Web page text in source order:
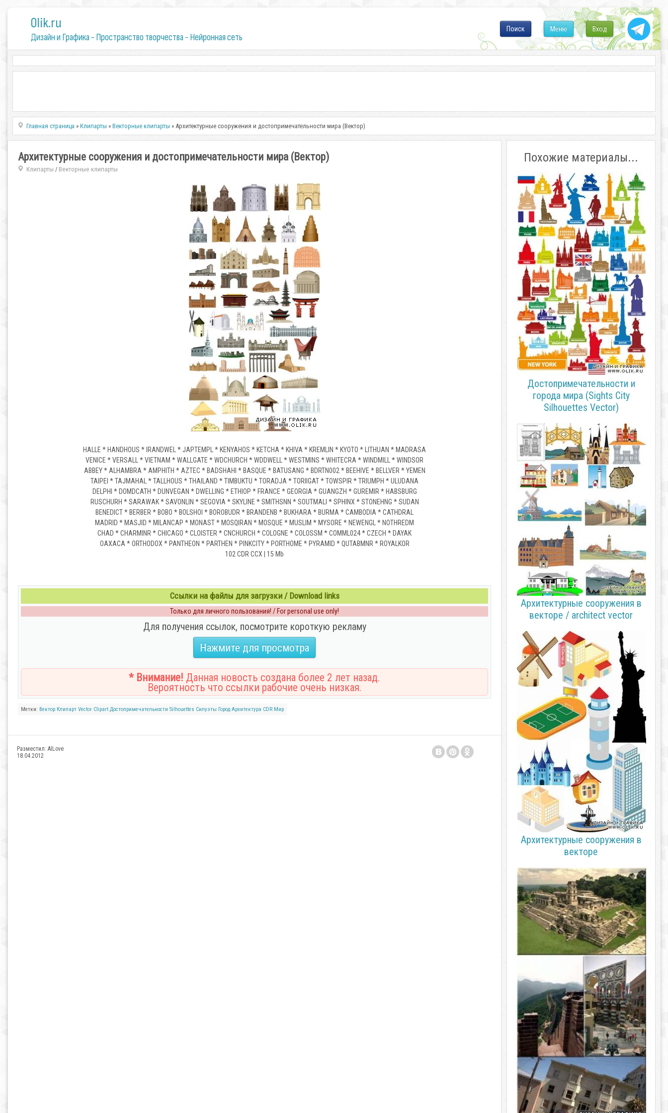
0lik.ru
Дизайн и Графика - Пространство творчества - Нейронная сеть
Вход
Меню
Поиск
Главная страница »Клипарты »Векторные клипарты » Архитектурные сооружения и достопримечательности мира (Вектор)
Архитектурные сооружения и достопримечательности мира (Вектор)
Клипарты / Векторные клипарты
HALLE * HANDHOUS * IRANDWEL * JAPTEMPL * KENYAHOS * KETCHA * KHIVA * KREMLIN * KYOTO * LITHUAN * MADRASA
VENICE * VERSALL * VIETNAM * WALLGATE * WDCHURCH * WDDWELL * WESTMINS * WHITECRA * WINDMILL * WINDSOR
ABBEY * ALHAMBRA * AMPHITH * AZTEC * BADSHAHI * BASQUE * BATUSANG * BDRTN002 * BEEHIVE * BELLVER * YEMEN
TAIPEI * TAJMAHAL * TALLHOUS * THAILAND * TIMBUKTU * TORADJA * TORIIGAT * TOWSPIR * TRIUMPH * ULUDANA
DELPHI * DOMDCATH * DUNVEGAN * DWELLING * ETHIOP * FRANCE * GEORGIA * GUANGZH * GUREMIR * HABSBURG
RUSCHURH * SARAWAK * SAVONLIN * SEGOVIA * SKYLINE * SMITHSNN * SOUTMALI * SPHINX * STONEHNG * SUDAN
BENEDICT * BERBER * BOBO * BOLSHOI * BOROBUDR * BRANDENB * BUKHARA * BURMA * CAMBODIA * CATHDRAL
MADRID * MASJID * MILANCAP * MONAST * MOSQIRAN * MOSQUE * MUSLIM * MYSORE * NEWENGL * NOTHREDM
CHAD * CHARMINR * CHICAGO * CLOISTER * CNCHURCH * COLOGNE * COLOSSM * COMML024 * CZECH * DAYAK
OAXACA * ORTHODOX * PANTHEON * PARTHEN * PINKCITY * PORTHOME * PYRAMID * QUTABMNR * ROYALKOR
102 CDR CCX | 15 Mb
Ссылки на файлы для загрузки / Download links
Только для личного пользования! / For personal use only!
Для получения ссылок, посмотрите короткую рекламу
Нажмите для просмотра
* Внимание! Данная новость создана более 2 лет назад.
Вероятность что ссылки рабочие очень низкая.
Метки: Вектор Клипарт Vector Clipart Достопримечательности Silhouettes Силуэты Город Архитектура CDR Мир
Разместил: AILove
18.04.2012
Похожие материалы...
Достопримечательности и
города мира (Sights City
Silhouettes Vector)
Архитектурные сооружения в
векторе / architect vector
Архитектурные сооружения в
векторе